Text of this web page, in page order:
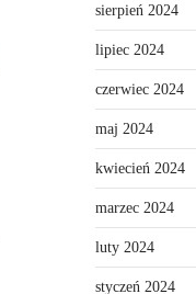
sierpień 2024
lipiec 2024
czerwiec 2024
maj 2024
kwiecień 2024
marzec 2024
luty 2024
styczeń 2024